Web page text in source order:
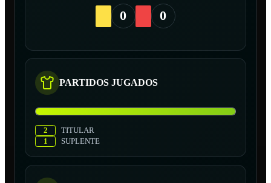
0 0
PARTIDOS JUGADOS
2
TITULAR
1
SUPLENTE